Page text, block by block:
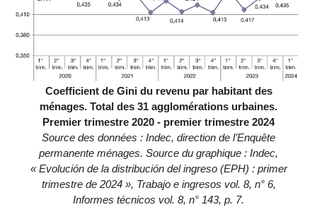
Coefficient de Gini du revenu par habitant des
ménages. Total des 31 agglomérations urbaines.
Premier trimestre 2020 - premier trimestre 2024
Source des données : Indec, direction de l’Enquête
permanente ménages. Source du graphique : Indec,
« Evolución de la distribución del ingreso (EPH) : primer
trimestre de 2024 », Trabajo e ingresos vol. 8, n° 6,
Informes técnicos vol. 8, n° 143, p. 7.